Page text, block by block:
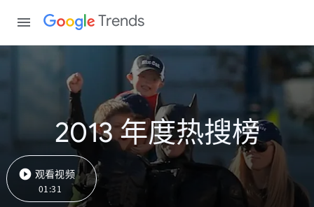
Trends
2013 年度热搜榜
观看视频
01:31